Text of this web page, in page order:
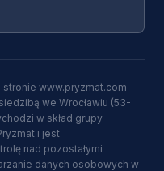
www.pryzmat.com
we Wrocławiu (53-
w skład grupy
i jest
nad pozostałymi
danych osobowych w